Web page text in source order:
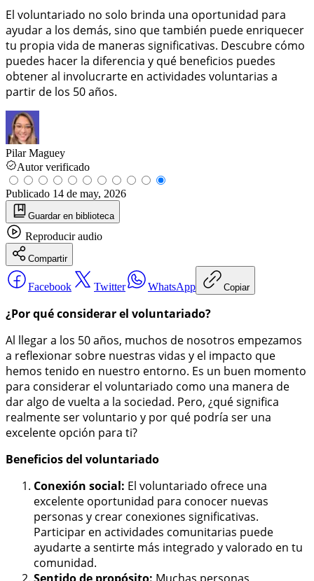
El voluntariado no solo brinda una oportunidad para
ayudar a los demás, sino que también puede enriquecer
tu propia vida de maneras significativas. Descubre cómo
puedes hacer la diferencia y qué beneficios puedes
obtener al involucrarte en actividades voluntarias a
partir de los 50 años.
Pilar Maguey
Autor verificado
Publicado 14 de may, 2026
Guardar en biblioteca
Reproduciraudio
Compartir
Facebook Twitter WhatsApp Copiar
¿Por qué considerar el voluntariado?
Al llegar a los 50 años, muchos de nosotros empezamos
a reflexionar sobre nuestras vidas y el impacto que
hemos tenido en nuestro entorno. Es un buen momento
para considerar el voluntariado como una manera de
dar algo de vuelta a la sociedad. Pero, ¿qué significa
realmente ser voluntario y por qué podría ser una
excelente opción para ti?
Beneficios del voluntariado
Conexión social: El voluntariado ofrece una
excelente oportunidad para conocer nuevas
personas y crear conexiones significativas.
Participar en actividades comunitarias puede
ayudarte a sentirte más integrado y valorado en tu
comunidad.